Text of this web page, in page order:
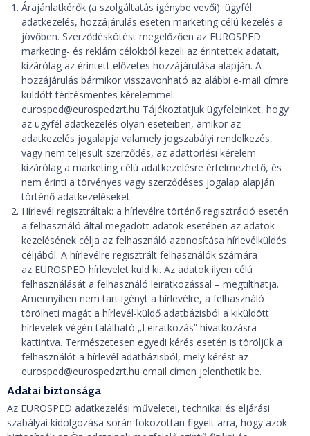
Árajánlatkérők (a szolgáltatás igénybe vevői): ügyfél
adatkezelés, hozzájárulás eseten marketing célú kezelés a
jövőben. Szerződéskötést megelőzően az EUROSPED
marketing- és reklám célokból kezeli az érintettek adatait,
kizárólag az érintett előzetes hozzájárulása alapján. A
hozzájárulás bármikor visszavonható az alábbi e-mail címre
küldött térítésmentes kérelemmel:
eurosped@eurospedzrt.hu Tájékoztatjuk ügyfeleinket, hogy
az ügyfél adatkezelés olyan eseteiben, amikor az
adatkezelés jogalapja valamely jogszabályi rendelkezés,
vagy nem teljesült szerződés, az adattörlési kérelem
kizárólag a marketing célú adatkezelésre értelmezhető, és
nem érinti a törvényes vagy szerződéses jogalap alapján
történő adatkezeléseket.
Hírlevél regisztráltak: a hírlevélre történő regisztráció esetén
a felhasználó által megadott adatok esetében az adatok
kezelésének célja az felhasználó azonosítása hírlevélküldés
céljából. A hírlevélre regisztrált felhasználók számára
az EUROSPED hírlevelet küld ki. Az adatok ilyen célú
felhasználását a felhasználó leiratkozással – megtilthatja.
Amennyiben nem tart igényt a hírlevélre, a felhasználó
törölheti magát a hírlevél-küldő adatbázisból a kiküldött
hírlevelek végén található „Leiratkozás” hivatkozásra
kattintva. Természetesen egyedi kérés esetén is töröljük a
felhasználót a hírlevél adatbázisból, mely kérést az
eurosped@eurospedzrt.hu email címen jelenthetik be.
Adatai biztonsága
Az EUROSPED adatkezelési műveletei, technikai és eljárási
szabályai kidolgozása során fokozottan figyelt arra, hogy azok